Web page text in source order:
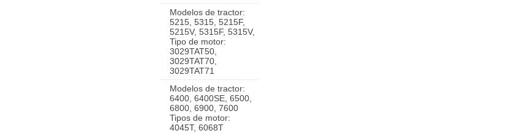
Modelos de tractor:
5215, 5315, 5215F,
5215V, 5315F, 5315V,
Tipo de motor:
3029TAT50,
3029TAT70,
3029TAT71
Modelos de tractor:
6400, 6400SE, 6500,
6800, 6900, 7600
Tipos de motor:
4045T, 6068T